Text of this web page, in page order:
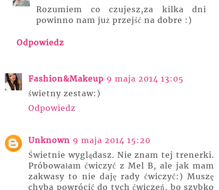
Rozumiem co czujesz,za kilka dni
powinno nam już przejść na dobre :)
Odpowiedz
Fashion&Makeup 9 maja 2014 13:05
świetny zestaw:)
Odpowiedz
Unknown 9 maja 2014 15:20
Świetnie wyglądasz. Nie znam tej trenerki.
Próbowałam ćwiczyć z Mel B, ale jak mam
zakwasy to nie daję rady ćwiczyć:) Muszę
chyba powrócić do tych ćwiczeń, bo szybko